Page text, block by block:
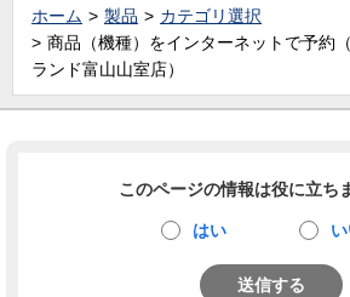
ホーム 製品
カテゴリ選択
商品（機種）をインターネットで予約
ランド富山山室店）
このページの情報は役に立ち
はい い
送信する